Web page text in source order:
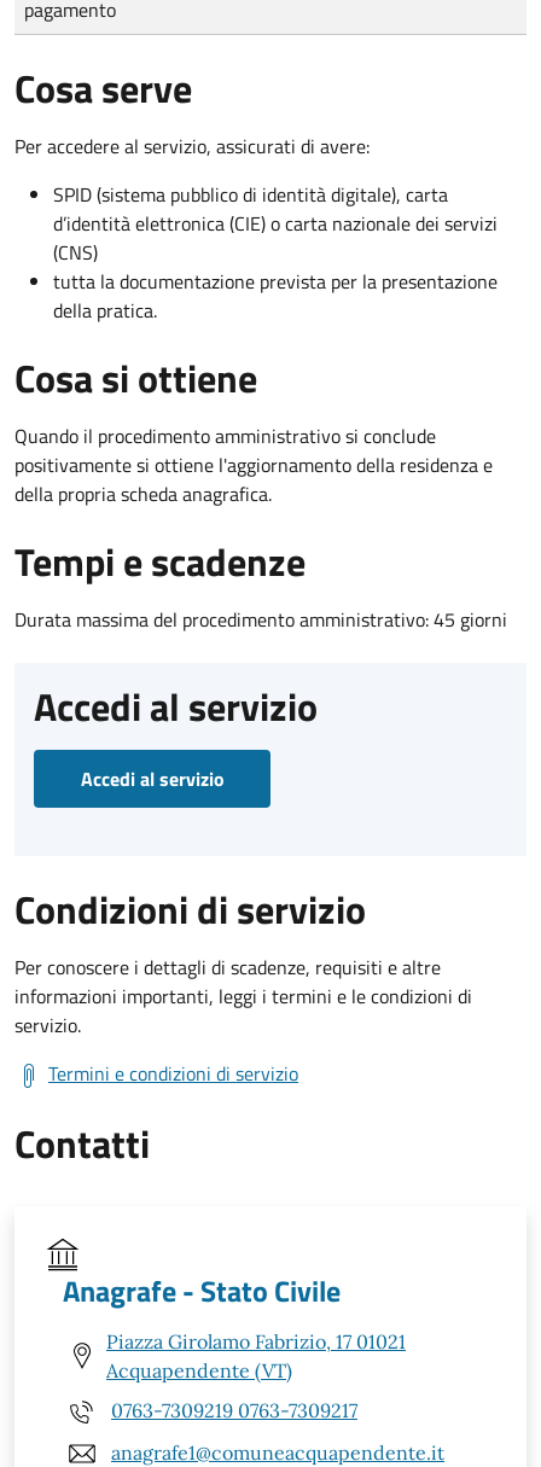
pagamento
Cosa serve
Per accedere al servizio, assicurati di avere:
SPID (sistema pubblico di identità digitale), carta
d’identità elettronica (CIE) o carta nazionale dei servizi
(CNS)
tutta la documentazione prevista per la presentazione
della pratica.
Cosa si ottiene
Quando il procedimento amministrativo si conclude
positivamente si ottiene l'aggiornamento della residenza e
della propria scheda anagrafica.
Tempi e scadenze
Durata massima del procedimento amministrativo: 45 giorni
Accedi al servizio
Accedi al servizio
Condizioni di servizio
Per conoscere i dettagli di scadenze, requisiti e altre
informazioni importanti, leggi i termini e le condizioni di
servizio.
Termini e condizioni di servizio
Contatti
Anagrafe - Stato Civile
Piazza Girolamo Fabrizio, 17 01021
Acquapendente (VT)
0763-7309219 0763-7309217
anagrafe1@comuneacquapendente.it